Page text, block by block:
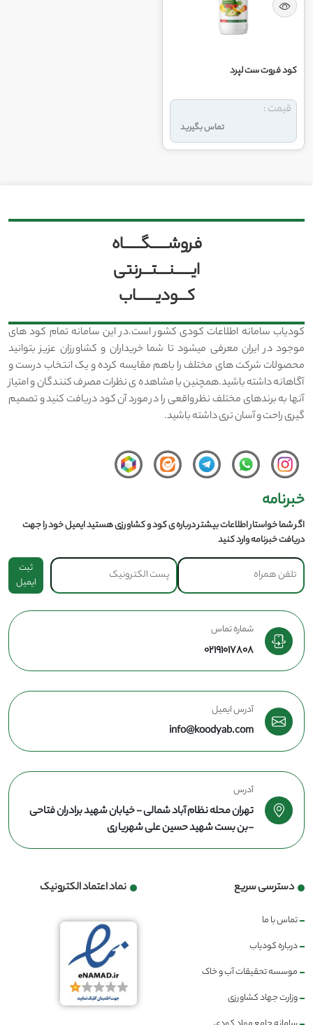
کود فروت ست لپرد
تماس بگیرید
قیمت :
فروشــــــگــــــاه
ایــــــنــــتـــرنتی
کـــودیـــــــاب
کودیاب سامانه اطلاعات کودی کشور است.در این سامانه تمام کود های
موجود در ایران معرفی میشود تا شما خریداران و کشاورزان عزیز بتوانید
محصولات شرکت های مختلف را باهم مقایسه کرده و یک انتخاب درست و
آگاهانه داشته باشید.همچنین با مشاهده ی نظرات مصرف کنندگان و امتیاز
آنها به برندهای مختلف نظر واقعی را در مورد آن کود دریافت کنید و تصمیم
گیری راحت و آسان تری داشته باشید.
خبرنامه
اگر شما خواستار اطلاعات بیشتر درباره ی کود و کشاورزی هستید ایمیل خود را جهت
دریافت خبرنامه وارد کنید
ثبت
ایمیل
شماره تماس
02191017808
آدرس ایمیل
info@koodyab.com
آدرس
تهران محله نظام آباد شمالی - خیابان شهید برادران فتاحی
-بن بست شهید حسین علی شهریاری
دسترسی سریع
تماس با ما
درباره کودیاب
موسسه تحقیقات آب و خاک
وزارت جهاد کشاورزی
نماد اعتماد الکترونیک